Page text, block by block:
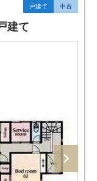
戸建て 中古
建て